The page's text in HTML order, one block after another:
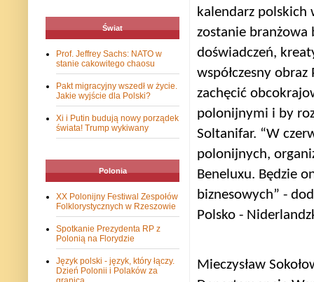
kalendarz polskich
zostanie
doświadczeń,
współczesny
zachęcić
polonijnymi i by
Soltanifar. “W
polonijnych,
Beneluxu. Będzie
biznesowych” -
Polsko -
Mieczysław
Świat
Prof. Jeffrey Sachs: NATO w
stanie cakowitego chaosu
Pakt migracyjny wszedł w życie.
Jakie wyjście dla Polski?
Xi i Putin budują nowy porządek
świata! Trump wykiwany
Polonia
XX Polonijny Festiwal Zespołów
Folklorystycznych w Rzeszowie
Spotkanie Prezydenta RP z
Polonią na Florydzie
Język polski - język, który łączy.
Dzień Polonii i Polaków za